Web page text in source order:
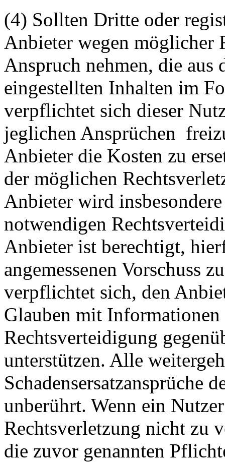
(4) Sollten Dritte oder
Anbieter wegen möglicher
Anspruch nehmen, die aus
eingestellten Inhalten im
verpflichtet sich dieser
jeglichen Ansprüchen
Anbieter die Kosten zu
der möglichen
Anbieter wird
notwendigen
Anbieter ist berechtigt,
angemessenen Vorschuss
verpflichtet sich, den
Glauben mit
Rechtsverteidigung
unterstützen. Alle
Schadensersatzansprüche
unberührt. Wenn ein
Rechtsverletzung nicht zu
die zuvor genannten